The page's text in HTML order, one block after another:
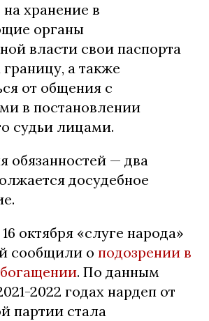
хранение в
органы
власти свои паспорта
а также
от общения с
в постановлении
судьи лицами.
обязанностей — два
досудебное
октября «слуге народа»
сообщили о подозрении в
. По данным
2022 годах нардеп от
партии стала